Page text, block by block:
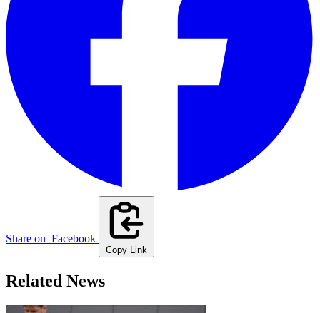
Share on Facebook
Copy Link
Related News